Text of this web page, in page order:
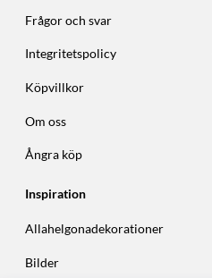
Frågor och svar
Integritetspolicy
Köpvillkor
Om oss
Ångra köp
Inspiration
Allahelgonadekorationer
Bilder